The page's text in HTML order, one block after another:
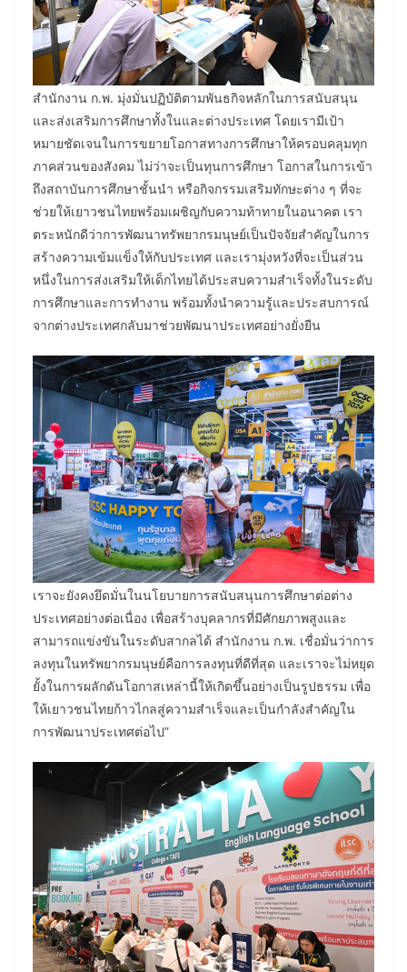
สำนักงาน ก.พ. มุ่งมั่นปฏิบัติตามพันธกิจหลักในการสนับสนุน
และส่งเสริมการศึกษาทั้งในและต่างประเทศ โดยเรามีเป้า
หมายชัดเจนในการขยายโอกาสทางการศึกษาให้ครอบคลุมทุก
ภาคส่วนของสังคม ไม่ว่าจะเป็นทุนการศึกษา โอกาสในการเข้า
ถึงสถาบันการศึกษาชั้นนำ หรือกิจกรรมเสริมทักษะต่าง ๆ ที่จะ
ช่วยให้เยาวชนไทยพร้อมเผชิญกับความท้าทายในอนาคต เรา
ตระหนักดีว่าการพัฒนาทรัพยากรมนุษย์เป็นปัจจัยสำคัญในการ
สร้างความเข้มแข็งให้กับประเทศ และเรามุ่งหวังที่จะเป็นส่วน
หนึ่งในการส่งเสริมให้เด็กไทยได้ประสบความสำเร็จทั้งในระดับ
การศึกษาและการทำงาน พร้อมทั้งนำความรู้และประสบการณ์
จากต่างประเทศกลับมาช่วยพัฒนาประเทศอย่างยั่งยืน
เราจะยังคงยึดมั่นในนโยบายการสนับสนุนการศึกษาต่อต่าง
ประเทศอย่างต่อเนื่อง เพื่อสร้างบุคลากรที่มีศักยภาพสูงและ
สามารถแข่งขันในระดับสากลได้ สำนักงาน ก.พ. เชื่อมั่นว่าการ
ลงทุนในทรัพยากรมนุษย์คือการลงทุนที่ดีที่สุด และเราจะไม่หยุด
ยั้งในการผลักดันโอกาสเหล่านี้ให้เกิดขึ้นอย่างเป็นรูปธรรม เพื่อ
ให้เยาวชนไทยก้าวไกลสู่ความสำเร็จและเป็นกำลังสำคัญใน
การพัฒนาประเทศต่อไป”